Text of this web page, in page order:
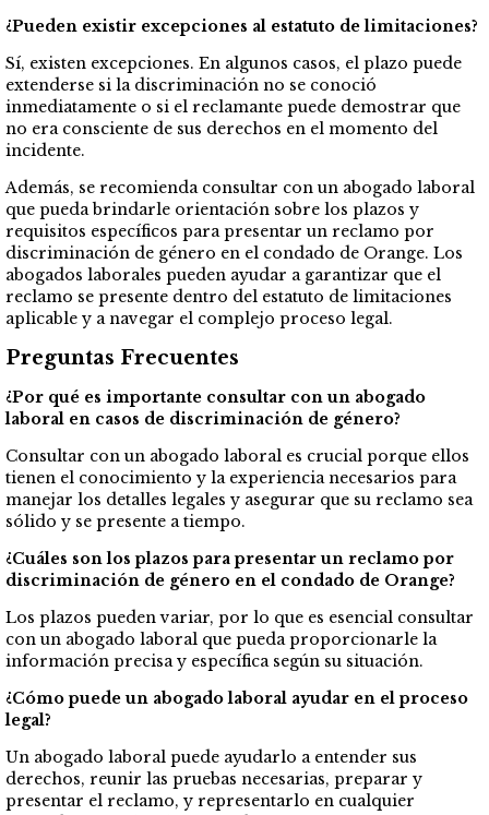
¿Pueden existir excepciones al estatuto de limitaciones?
Sí, existen excepciones. En algunos casos, el plazo puede
extenderse si la discriminación no se conoció
inmediatamente o si el reclamante puede demostrar que
no era consciente de sus derechos en el momento del
incidente.
Además, se recomienda consultar con un abogado laboral
que pueda brindarle orientación sobre los plazos y
requisitos específicos para presentar un reclamo por
discriminación de género en el condado de Orange. Los
abogados laborales pueden ayudar a garantizar que el
reclamo se presente dentro del estatuto de limitaciones
aplicable y a navegar el complejo proceso legal.
Preguntas Frecuentes
¿Por qué es importante consultar con un abogado
laboral en casos de discriminación de género?
Consultar con un abogado laboral es crucial porque ellos
tienen el conocimiento y la experiencia necesarios para
manejar los detalles legales y asegurar que su reclamo sea
sólido y se presente a tiempo.
¿Cuáles son los plazos para presentar un reclamo por
discriminación de género en el condado de Orange?
Los plazos pueden variar, por lo que es esencial consultar
con un abogado laboral que pueda proporcionarle la
información precisa y específica según su situación.
¿Cómo puede un abogado laboral ayudar en el proceso
legal?
Un abogado laboral puede ayudarlo a entender sus
derechos, reunir las pruebas necesarias, preparar y
presentar el reclamo, y representarlo en cualquier